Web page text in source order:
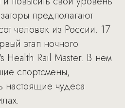
предполагают
человек из России. 17
этап ночного
Health Rail Master. В нем
спортсмены,
настоящие чудеса